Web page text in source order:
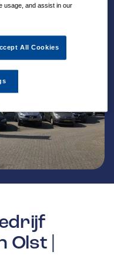
Olst |
usage, and assist in our
All Cookies